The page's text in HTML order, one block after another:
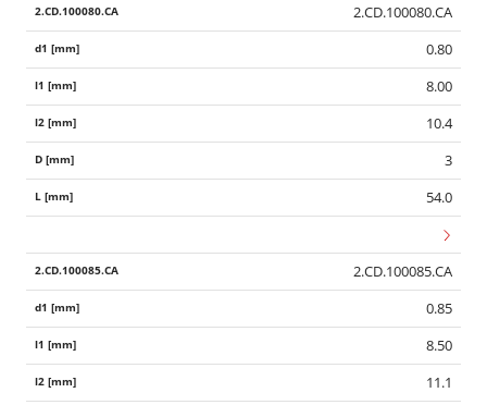
2.CD.100080.CA
0.80
8.00
10.4
3
54.0
2.CD.100085.CA
0.85
8.50
11.1